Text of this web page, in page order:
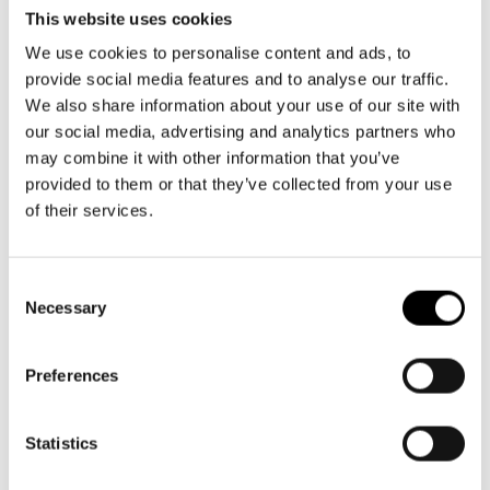
This website uses cookies
We use cookies to personalise content and ads, to
provide social media features and to analyse our traffic.
We also share information about your use of our site with
our social media, advertising and analytics partners who
may combine it with other information that you’ve
provided to them or that they’ve collected from your use
of their services.
Selection
Necessary
Preferences
Statistics
premiär på Svenska Teatern i Helsingfors i regi av Jakob
Höglund. Nu kan vi berätta att Jonas Gardells hyllade
berättelse blir teaterns nästa stora musikal efter Änglagård
– båda musikaler med musik av Fredrik Kempe.